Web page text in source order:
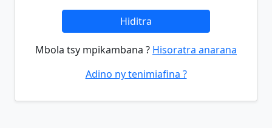
Hiditra
Mbola tsy mpikambana ? Hisoratra anarana
Adino ny tenimiafina ?